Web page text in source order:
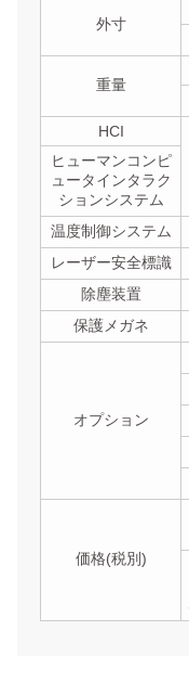
外寸
重量
HCI
ヒューマンコンピ
ュータインタラク
ションシステム
温度制御システム
レーザー安全標識
除塵装置
保護メガネ
オプション
価格(税別)